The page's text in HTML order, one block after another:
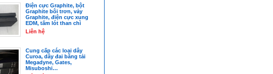
Điện cực Graphite, bột
Graphite bôi trơn, vảy
Graphite, điện cực xung
EDM, tấm lót than chì
Liên hệ
Cung cấp các loại dây
Curoa, dây đai băng tải
Megadyne, Gates,
Misuboshi…